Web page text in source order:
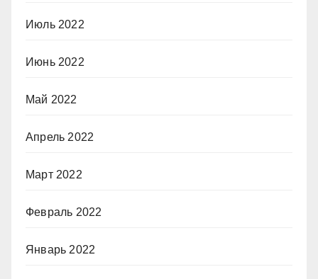
Июль 2022
Июнь 2022
Май 2022
Апрель 2022
Март 2022
Февраль 2022
Январь 2022